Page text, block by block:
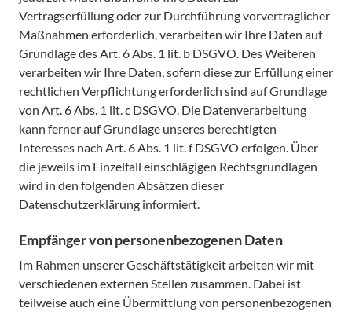
Vertragserfüllung oder zur Durchführung vorvertraglicher
Maßnahmen erforderlich, verarbeiten wir Ihre Daten auf
Grundlage des Art. 6 Abs. 1 lit. b DSGVO. Des Weiteren
verarbeiten wir Ihre Daten, sofern diese zur Erfüllung einer
rechtlichen Verpflichtung erforderlich sind auf Grundlage
von Art. 6 Abs. 1 lit. c DSGVO. Die Datenverarbeitung
kann ferner auf Grundlage unseres berechtigten
Interesses nach Art. 6 Abs. 1 lit. f DSGVO erfolgen. Über
die jeweils im Einzelfall einschlägigen Rechtsgrundlagen
wird in den folgenden Absätzen dieser
Datenschutzerklärung informiert.
Empfänger von personenbezogenen Daten
Im Rahmen unserer Geschäftstätigkeit arbeiten wir mit
verschiedenen externen Stellen zusammen. Dabei ist
teilweise auch eine Übermittlung von personenbezogenen